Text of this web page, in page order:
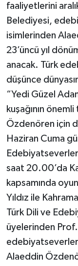
faaliyetlerini
Belediyesi,
isimlerinden
23’üncü yıl
anacak. Türk
düşünce
“Yedi Güzel
kuşağının
Özdenören için
Haziran Cuma
saat 20.00’da
kapsamında
Yıldız ile
Türk Dili ve
üyelerinden
Alaeddin